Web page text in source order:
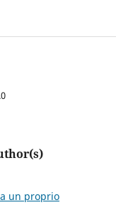
un proprio